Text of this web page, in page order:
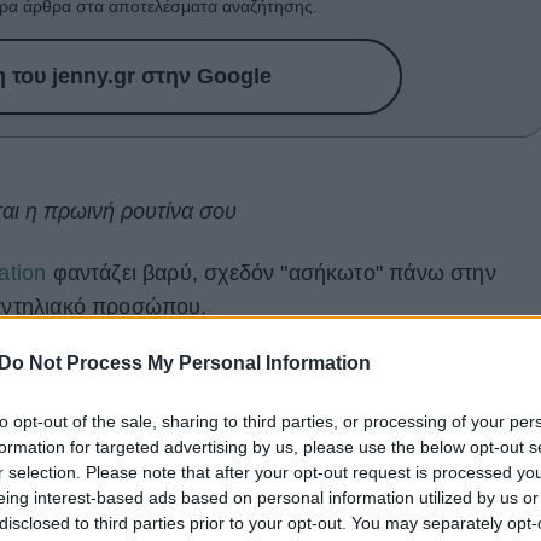
Do Not Process My Personal Information
opt-out of the sale, sharing to third parties, or processing of your
for targeted advertising by us, please use the below opt-out
selection. Please note that after your opt-out request is processed
interest-based ads based on personal information utilized by us
to third parties prior to your opt-out. You may separately
άρθρα στα αποτελέσματα αναζήτησης.
του jenny.gr στην Google
η πρωινή ρουτίνα σου
φαντάζει βαρύ, σχεδόν "ασήκωτο" πάνω στην
προσώπου.
συνθέσεις, που ξεχωρίζουν γιατί συνδυάζουν
βήμα.
χαρίζουν φυσικό αποτέλεσμα χωρίς να βαραίνουν
την επιδερμίδα από τις βλαβερές ακτίνες
περιέχουν ενυδατικά και αντιοξειδωτικά
της επιδερμίδας μέσα στη μέρα.